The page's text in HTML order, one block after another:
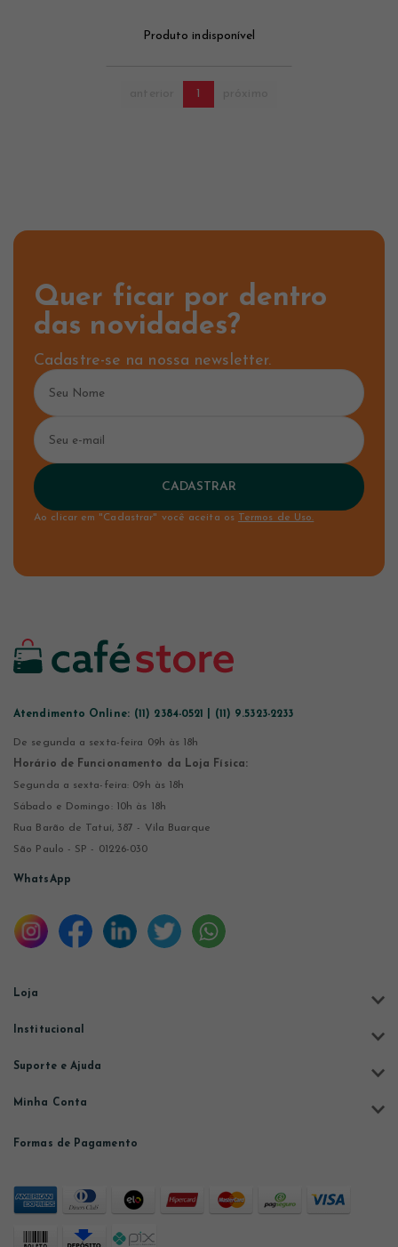
Produto indisponível
1
Quer ficar por dentro
das novidades?
Cadastre-se na nossa newsletter.
CADASTRAR
Ao clicar em "Cadastrar" você aceita os Termos de Uso.
Atendimento Online: (11) 2384-0521 | (11) 9.5323-2233
De segunda a sexta-feira 09h às 18h
Horário de Funcionamento da Loja Física:
Segunda a sexta-feira: 09h às 18h
Sábado e Domingo: 10h às 18h
Rua Barão de Tatuí, 387 - Vila Buarque
São Paulo - SP - 01226-030
WhatsApp
Loja
Institucional
Suporte e Ajuda
Minha Conta
Formas de Pagamento